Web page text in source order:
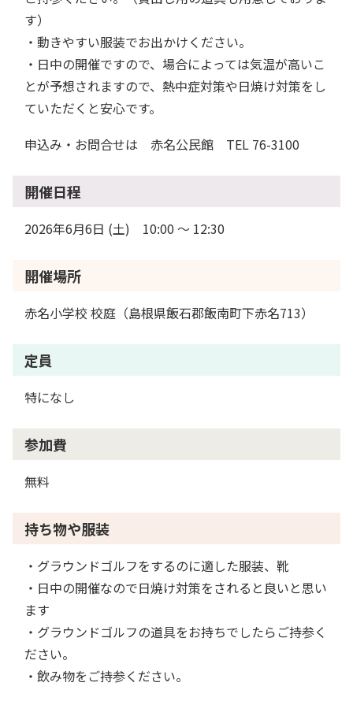
す）
・動きやすい服装でお出かけください。
・日中の開催ですので、場合によっては気温が高いこ
とが予想されますので、熱中症対策や日焼け対策をし
ていただくと安心です。
申込み・お問合せは 赤名公民館 TEL 76-3100
開催日程
2026年6月6日 (土) 10:00 〜 12:30
開催場所
赤名小学校 校庭（島根県飯石郡飯南町下赤名713）
定員
特になし
参加費
無料
持ち物や服装
・グラウンドゴルフをするのに適した服装、靴
・日中の開催なので日焼け対策をされると良いと思い
ます
・グラウンドゴルフの道具をお持ちでしたらご持参く
ださい。
・飲み物をご持参ください。